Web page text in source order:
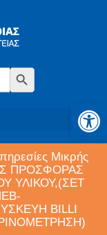
Search Button
Μικρής
ΠΡΟΣΦΟΡΑΣ
ΥΛΙΚΟΥ,(ΣΕΤ
BILLI